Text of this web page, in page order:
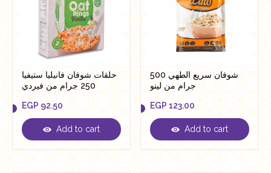
حلقات شوفان فانيليا ستيفيا
250 جرام من فيردي
EGP 92.50
EGP 92.50
Add to cart
شوفان سريع الطهي 500
جرام من لينو
EGP 123.00
EGP 123.00
Add to cart